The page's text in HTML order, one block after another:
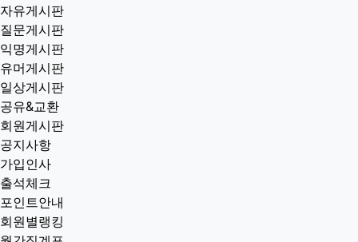
자유게시판
질문게시판
익명게시판
유머게시판
일상게시판
공유&교환
회원게시판
공지사항
가입인사
출석체크
포인트안내
회원별랭킹